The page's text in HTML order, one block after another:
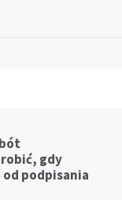
gdy
podpisania